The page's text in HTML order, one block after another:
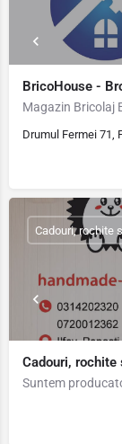
BricoHouse -
Drumul Fermei 71,
Cadouri, rochite
Cadouri, rochite